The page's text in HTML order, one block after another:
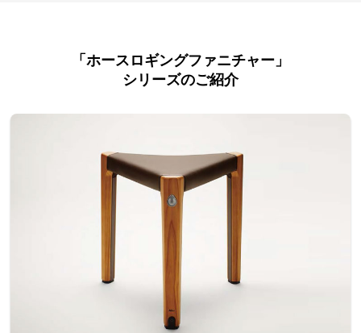
「ホースロギングファニチャー」
シリーズのご紹介